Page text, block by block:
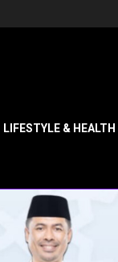
LIFESTYLE & HEALTH